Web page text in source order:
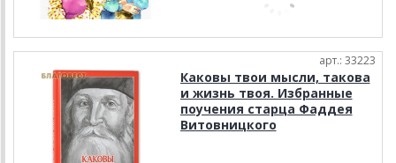
арт.: 33223
Каковы твои мысли, такова
и жизнь твоя. Избранные
поучения старца Фаддея
Витовницкого